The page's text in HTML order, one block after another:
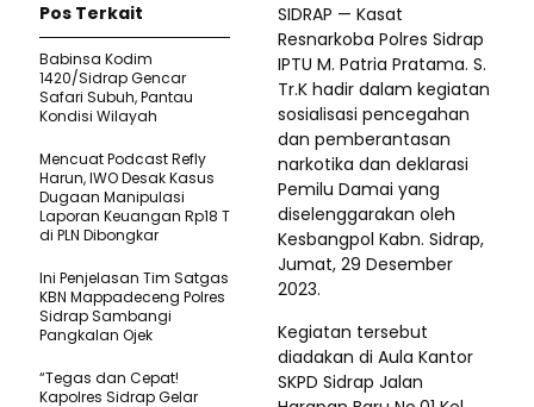
SIDRAP — Kasat
Resnarkoba Polres Sidrap
IPTU M. Patria Pratama. S.
Tr.K hadir dalam kegiatan
sosialisasi pencegahan
dan pemberantasan
narkotika dan deklarasi
Pemilu Damai yang
diselenggarakan oleh
Kesbangpol Kabn. Sidrap,
Jumat, 29 Desember
2023.
Kegiatan tersebut
diadakan di Aula Kantor
SKPD Sidrap Jalan
Pos Terkait
Babinsa Kodim
1420/Sidrap Gencar
Safari Subuh, Pantau
Kondisi Wilayah
Mencuat Podcast Refly
Harun, IWO Desak Kasus
Dugaan Manipulasi
Laporan Keuangan Rp18 T
di PLN Dibongkar
Ini Penjelasan Tim Satgas
KBN Mappadeceng Polres
Sidrap Sambangi
Pangkalan Ojek
“Tegas dan Cepat!
Kapolres Sidrap Gelar